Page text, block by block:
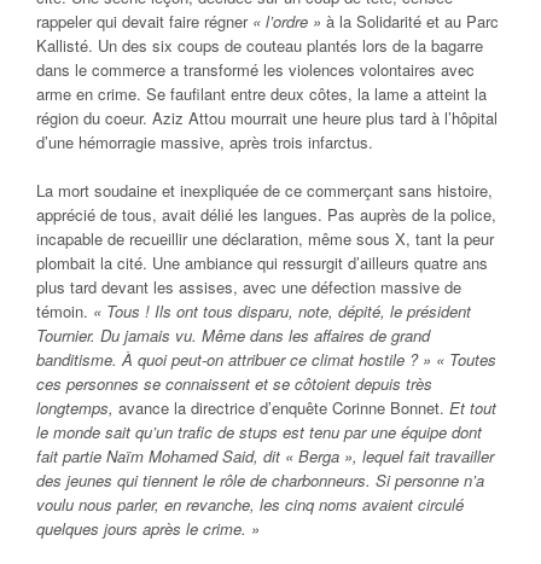
rappeler qui devait faire régner « l’ordre » à la Solidarité et au Parc
Kallisté. Un des six coups de couteau plantés lors de la bagarre
dans le commerce a transformé les violences volontaires avec
arme en crime. Se faufilant entre deux côtes, la lame a atteint la
région du coeur. Aziz Attou mourrait une heure plus tard à l’hôpital
d’une hémorragie massive, après trois infarctus.
La mort soudaine et inexpliquée de ce commerçant sans histoire,
apprécié de tous, avait délié les langues. Pas auprès de la police,
incapable de recueillir une déclaration, même sous X, tant la peur
plombait la cité. Une ambiance qui ressurgit d’ailleurs quatre ans
plus tard devant les assises, avec une défection massive de
témoin. « Tous ! Ils ont tous disparu, note, dépité, le président
Tournier. Du jamais vu. Même dans les affaires de grand
banditisme. À quoi peut-on attribuer ce climat hostile ? » « Toutes
ces personnes se connaissent et se côtoient depuis très
longtemps, avance la directrice d’enquête Corinne Bonnet. Et tout
le monde sait qu’un trafic de stups est tenu par une équipe dont
fait partie Naïm Mohamed Said, dit « Berga », lequel fait travailler
des jeunes qui tiennent le rôle de charbonneurs. Si personne n’a
voulu nous parler, en revanche, les cinq noms avaient circulé
quelques jours après le crime. »